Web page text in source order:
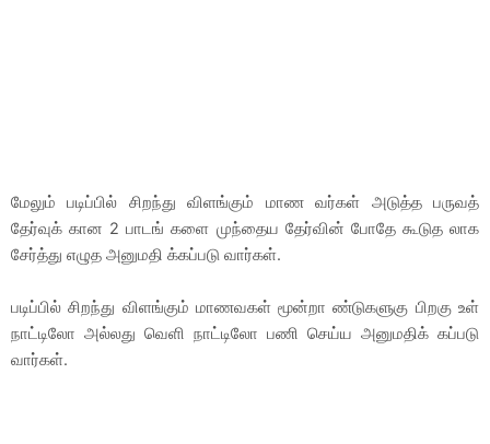
மேலும் படிப்பில் சிறந்து விளங்கும் மாண வர்கள் அடுத்த பருவத்
தேர்வுக் கான 2 பாடங் களை முந்தைய தேர்வின் போதே கூடுத லாக
சேர்த்து எழுத அனுமதி க்கப்படு வார்கள்.
படிப்பில் சிறந்து விளங்கும் மாணவகள் மூன்றா ண்டுகளுகு பிறகு உள்
நாட்டிலோ அல்லது வெளி நாட்டிலோ பணி செய்ய அனுமதிக் கப்படு
வார்கள்.